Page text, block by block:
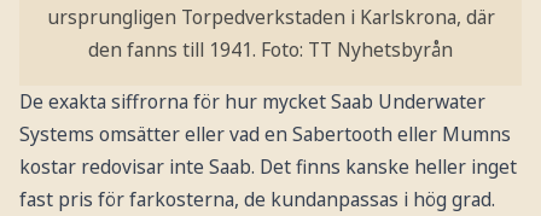
ursprungligen Torpedverkstaden i Karlskrona, där
den fanns till 1941. Foto: TT Nyhetsbyrån
De exakta siffrorna för hur mycket Saab Underwater
Systems omsätter eller vad en Sabertooth eller Mumns
kostar redovisar inte Saab. Det finns kanske heller inget
fast pris för farkosterna, de kundanpassas i hög grad.